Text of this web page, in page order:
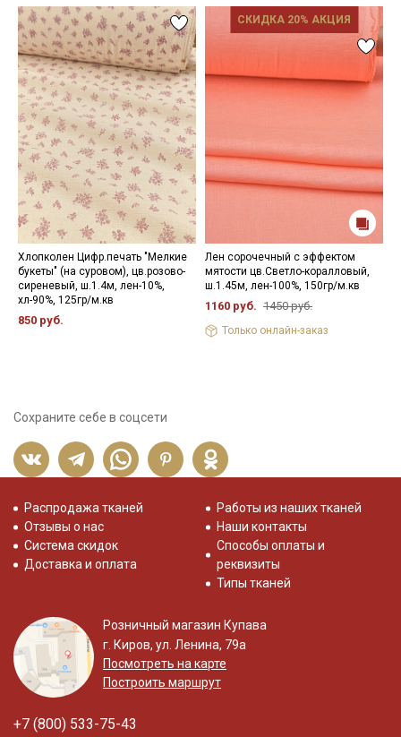
Хлопколен Цифр.печать "Мелкие
букеты" (на суровом), цв.розово-
сиреневый, ш.1.4м, лен-10%,
хл-90%, 125гр/м.кв
850 руб.
СКИДКА 20% АКЦИЯ
Лен сорочечный с эффектом
мятости цв.Светло-коралловый,
ш.1.45м, лен-100%, 150гр/м.кв
1160 руб. 1450 руб.
Только онлайн-заказ
Сохраните себе в соцсети
Распродажа тканей
Отзывы о нас
Система скидок
Доставка и оплата
Работы из наших тканей
Наши контакты
Способы оплаты и
реквизиты
Типы тканей
Розничный магазин Купава
г. Киров, ул. Ленина, 79а
Посмотреть на карте
Построить маршрут
+7 (800) 533-75-43